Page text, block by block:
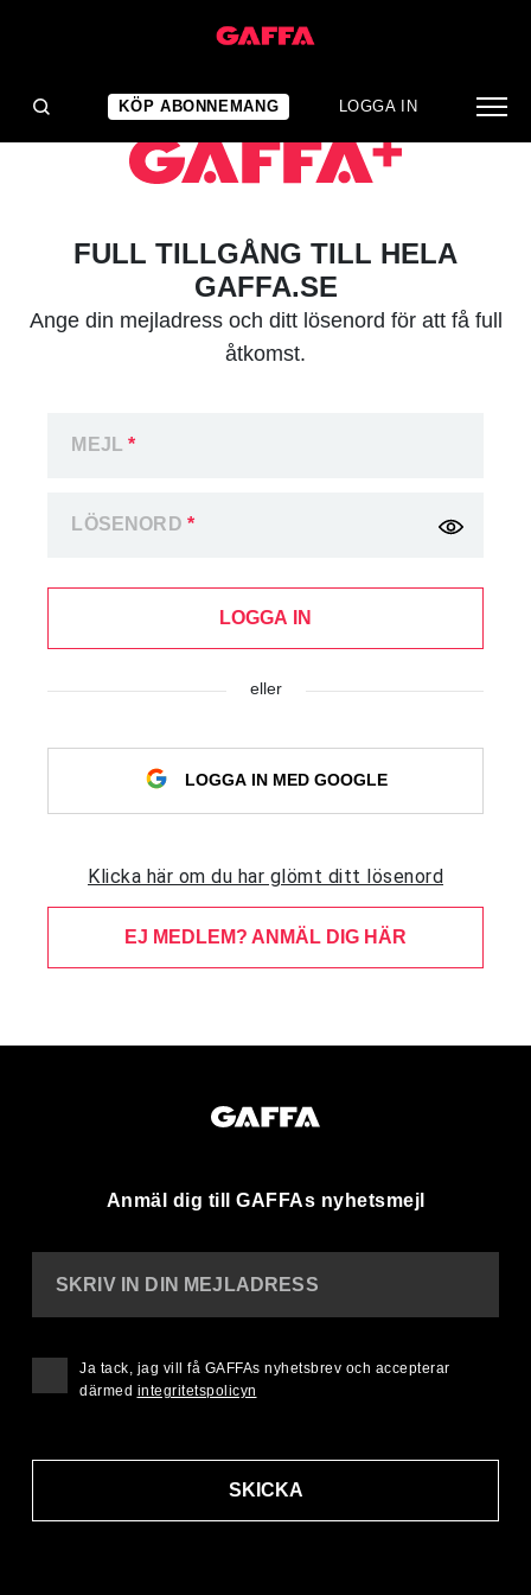
KÖP ABONNEMANG LOGGA IN
FULL TILLGÅNG TILL HELA
GAFFA.SE
Ange din mejladress och ditt lösenord för att få full
åtkomst.
MEJL*
LÖSENORD *
LOGGA IN
eller
LOGGA IN MED GOOGLE
Klicka här om du har glömt ditt lösenord
EJ MEDLEM? ANMÄL DIG HÄR
Anmäl dig till GAFFAs nyhetsmejl
SKRIV IN DIN MEJLADRESS
SKICKA
Ja tack, jag vill få GAFFAs nyhetsbrev och accepterar
därmed integritetspolicyn